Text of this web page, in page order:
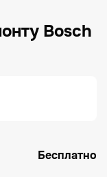
Bosch
Бесплатно